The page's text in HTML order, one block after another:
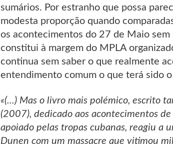
sumários. Por estranho que possa
modesta proporção quando
os acontecimentos do 27 de Maio
constitui à margem do MPLA
continua sem saber o que realmente
entendimento comum o que terá sido
«(...) Mas o livro mais polémico, escrito
(2007), dedicado aos acontecimentos
apoiado pelas tropas cubanas, reagiu a
Dunen com um massacre que vitimou